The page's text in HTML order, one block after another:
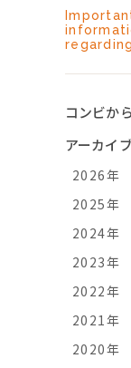
コンビか
アーカイ
2026年
2025年
2024年
2023年
2022年
2021年
2020年